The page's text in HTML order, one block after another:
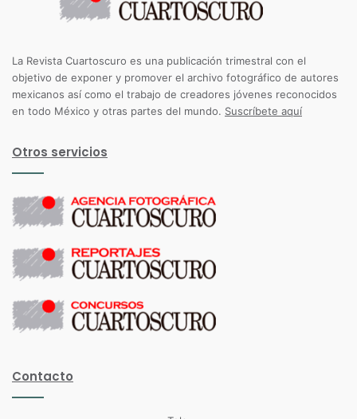
La Revista Cuartoscuro es una publicación trimestral con el
objetivo de exponer y promover el archivo fotográfico de autores
mexicanos así como el trabajo de creadores jóvenes reconocidos
en todo México y otras partes del mundo. Suscríbete aquí
Otros servicios
Contacto